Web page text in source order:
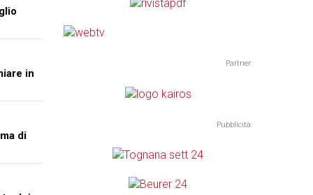
in
di
Partner:
Pubblicità: